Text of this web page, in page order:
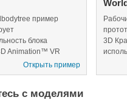
пример
блока
Animation™ VR
Открыть пример
3D
с моделями